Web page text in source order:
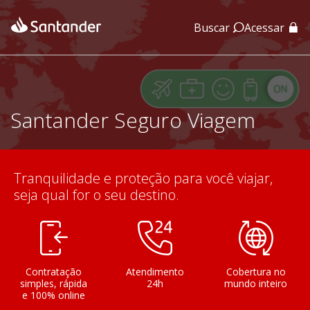
App Santander
App Santander Empresas
Buscar Acessar
Santander Seguro Viagem
Tranquilidade e proteção para você viajar,
seja qual for o seu destino.
Contratação
simples, rápida
e 100% online
Atendimento
24h
Cobertura no
mundo inteiro